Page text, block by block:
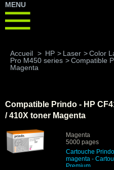
MENU
Accueil > HP > Laser >Color
Pro M450 series >Compatible
Magenta
Compatible Prindo - HP
/ 410X toner Magenta
Magenta
5000 pages
Cartouche
magenta -
Premium